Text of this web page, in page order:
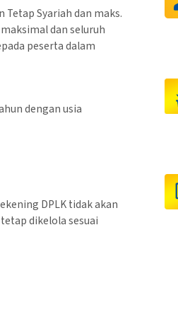
Tetap Syariah dan maks.
dan seluruh
peserta dalam
dengan usia
DPLK tidak akan
dikelola sesuai